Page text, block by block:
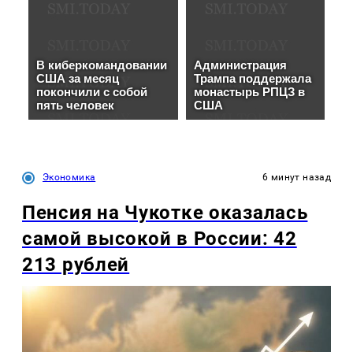
Экономика 6 минут назад
Пенсия на Чукотке оказалась
самой высокой в России: 42
213 рублей